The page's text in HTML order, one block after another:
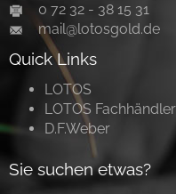
0 72 32 - 38 15 31
mail@lotosgold.de
Quick Links
LOTOS
LOTOS Fachhändler
D.F.Weber
Sie suchen etwas?